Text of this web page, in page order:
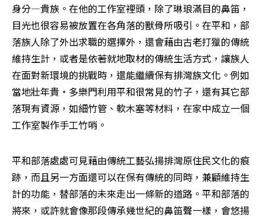
身分—貴族。在他的工作室裡頭，除了琳琅滿目的鼻笛，
目光也很容易被放置在各角落的獸骨所吸引。在平和，部
落族人除了外出求職的選擇外，還會藉由古老打獵的傳統
維持生計，或者是依著就地取材的傳統生活方式，讓族人
在面對新環境的挑戰時，還能繼續保有排灣族文化。例如
當地壯年貴‧多樂門利用平和很常見的竹子，還有其它部
落現有資源，如細竹管、軟木塞等材料，在家中成立一個
工作室製作手工竹哨。
平和部落處處可見藉由傳統工藝弘揚排灣原住民文化的痕
跡，而且另一方面還可以在保有傳統的同時，兼顧維持生
計的功能，替部落的未來走出一條新的道路。平和部落的
將來，或許就會像那段傳承幾世紀的鼻笛聲一樣，會悠揚